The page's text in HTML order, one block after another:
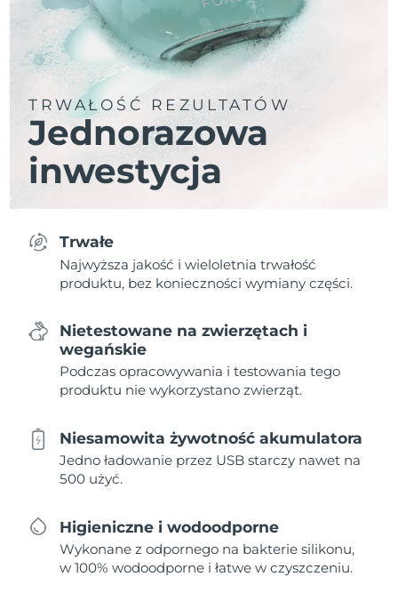
TRWAŁOŚĆ REZULTATÓW
Jednorazowa
inwestycja
Trwałe
Najwyższa jakość i wieloletnia trwałość
produktu, bez konieczności wymiany części.
Nietestowane na zwierzętach i
wegańskie
Podczas opracowywania i testowania tego
produktu nie wykorzystano zwierząt.
Niesamowita żywotność akumulatora
Jedno ładowanie przez USB starczy nawet na
500 użyć.
Higieniczne i wodoodporne
Wykonane z odpornego na bakterie silikonu,
w 100% wodoodporne i łatwe w czyszczeniu.